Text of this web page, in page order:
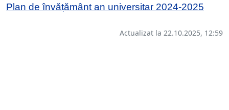
Plan de învățământ an universitar 2024-2025
Actualizat la 22.10.2025, 12:59